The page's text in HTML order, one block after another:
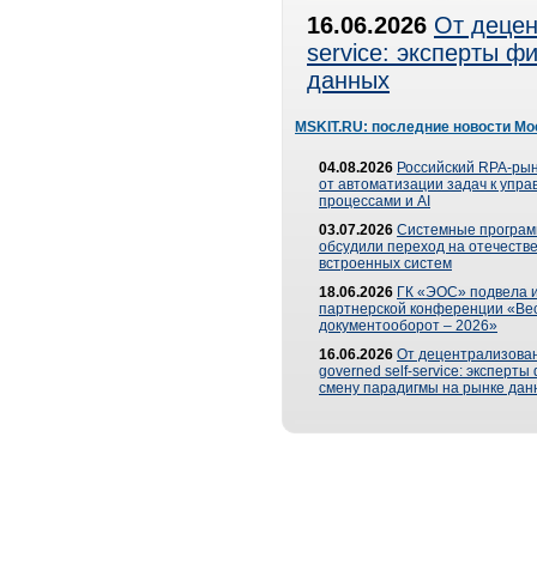
16.06.2026 От
service: эксперты
данных
MSKIT.RU: последние новости
04.08.2026 Российский RPA-
от автоматизации задач к
процессами и AI
03.07.2026 Системные
обсудили переход на
встроенных систем
18.06.2026 ГК «ЭОС» подвела
партнерской конференции
документооборот – 2026»
16.06.2026 От
governed self-service: эксперты
смену парадигмы на рынке